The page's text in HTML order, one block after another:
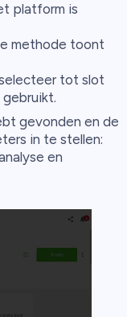
platform is
methode toont
tot slot
gevonden en de
in te stellen:
en